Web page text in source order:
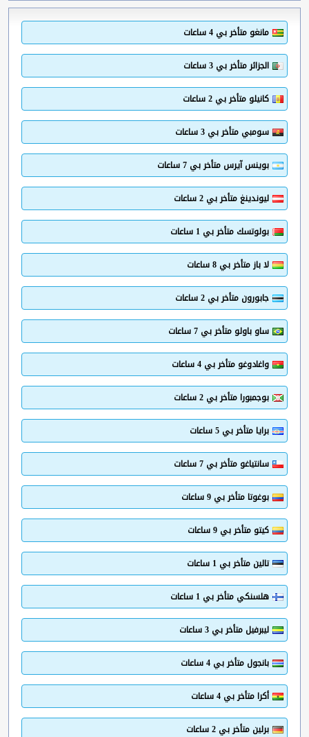
مانغو متأخر بي 4 ساعات
الجزائر متأخر بي 3 ساعات
كانيلو متأخر بي 2 ساعات
سومبي متأخر بي 3 ساعات
بوينس آيرس متأخر بي 7 ساعات
ليوندينغ متأخر بي 2 ساعات
بولوتسك متأخر بي 1 ساعات
لا باز متأخر بي 8 ساعات
جابورون متأخر بي 2 ساعات
ساو باولو متأخر بي 7 ساعات
واغادوغو متأخر بي 4 ساعات
بوجمبورا متأخر بي 2 ساعات
برايا متأخر بي 5 ساعات
سانتياغو متأخر بي 7 ساعات
بوغوتا متأخر بي 9 ساعات
كيتو متأخر بي 9 ساعات
تالين متأخر بي 1 ساعات
هلسنكي متأخر بي 1 ساعات
ليبرفيل متأخر بي 3 ساعات
بانجول متأخر بي 4 ساعات
أكرا متأخر بي 4 ساعات
برلين متأخر بي 2 ساعات